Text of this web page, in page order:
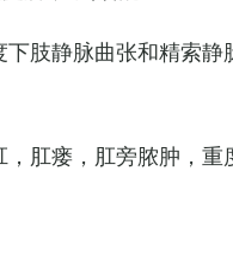
肢静脉曲张和精索
肛瘘，肛旁脓肿，重